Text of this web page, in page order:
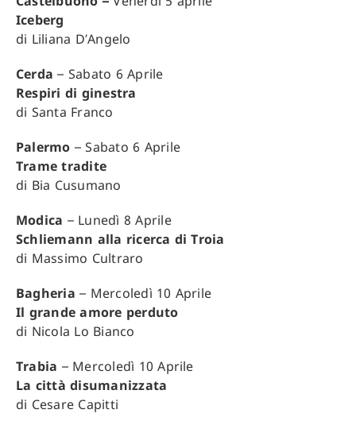
Iceberg
di Liliana D’Angelo
Cerda – Sabato 6 Aprile
Respiri di ginestra
di Santa Franco
Palermo – Sabato 6 Aprile
Trame tradite
di Bia Cusumano
Modica – Lunedì 8 Aprile
Schliemann alla ricerca di Troia
di Massimo Cultraro
Bagheria – Mercoledì 10 Aprile
Il grande amore perduto
di Nicola Lo Bianco
Trabia – Mercoledì 10 Aprile
La città disumanizzata
di Cesare Capitti